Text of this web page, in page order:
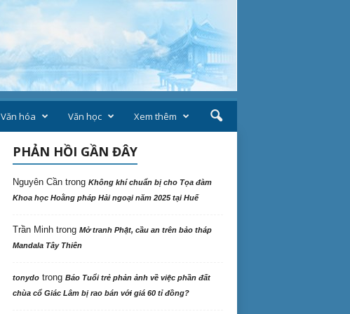
Văn hóa Văn học Xem thêm
PHẢN HỒI GẦN ĐÂY
Nguyên Cầntrong Không khí chuẩn bị cho Tọa đàm
Khoa học Hoằng pháp Hải ngoại năm 2025 tại Huế
Trần Minhtrong Mở tranh Phật, cầu an trên bảo tháp
Mandala Tây Thiên
tonydotrong Báo Tuổi trẻ phản ảnh về việc phần đất
chùa cổ Giác Lâm bị rao bán với giá 60 tỉ đồng?